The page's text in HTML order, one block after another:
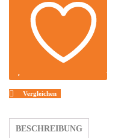
Vergleichen
BESCHREIBUNG